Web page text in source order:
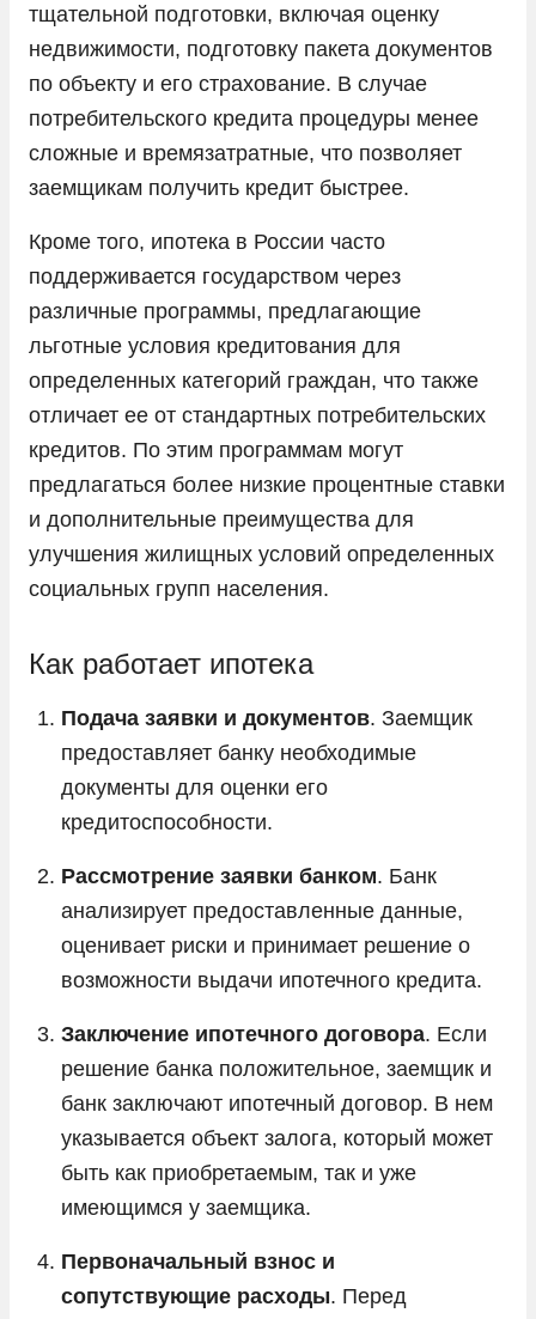
тщательной подготовки, включая оценку
недвижимости, подготовку пакета документов
по объекту и его страхование. В случае
потребительского кредита процедуры менее
сложные и времязатратные, что позволяет
заемщикам получить кредит быстрее.
Кроме того, ипотека в России часто
поддерживается государством через
различные программы, предлагающие
льготные условия кредитования для
определенных категорий граждан, что также
отличает ее от стандартных потребительских
кредитов. По этим программам могут
предлагаться более низкие процентные ставки
и дополнительные преимущества для
улучшения жилищных условий определенных
социальных групп населения.
Как работает ипотека
Подача заявки и документов. Заемщик
предоставляет банку необходимые
документы для оценки его
кредитоспособности.
Рассмотрение заявки банком. Банк
анализирует предоставленные данные,
оценивает риски и принимает решение о
возможности выдачи ипотечного кредита.
Заключение ипотечного договора. Если
решение банка положительное, заемщик и
банк заключают ипотечный договор. В нем
указывается объект залога, который может
быть как приобретаемым, так и уже
имеющимся у заемщика.
Первоначальный взнос и
сопутствующие расходы. Перед